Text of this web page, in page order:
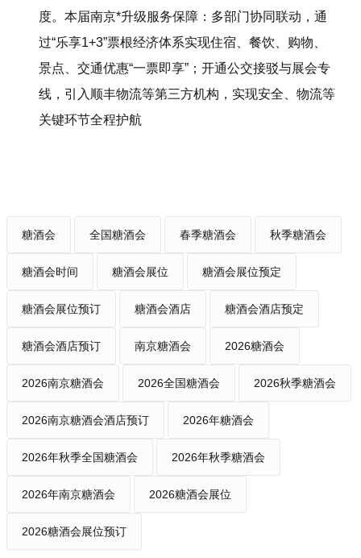
度。本届南京*升级服务保障：多部门协同联动，通
过“乐享1+3”票根经济体系实现住宿、餐饮、购物、
景点、交通优惠“一票即享”；开通公交接驳与展会专
线，引入顺丰物流等第三方机构，实现安全、物流等
关键环节全程护航
糖酒会 全国糖酒会 春季糖酒会 秋季糖酒会
糖酒会时间 糖酒会展位 糖酒会展位预定
糖酒会展位预订 糖酒会酒店 糖酒会酒店预定
糖酒会酒店预订 南京糖酒会 2026糖酒会
2026南京糖酒会 2026全国糖酒会 2026秋季糖酒会
2026南京糖酒会酒店预订 2026年糖酒会
2026年秋季全国糖酒会 2026年秋季糖酒会
2026年南京糖酒会 2026糖酒会展位
2026糖酒会展位预订